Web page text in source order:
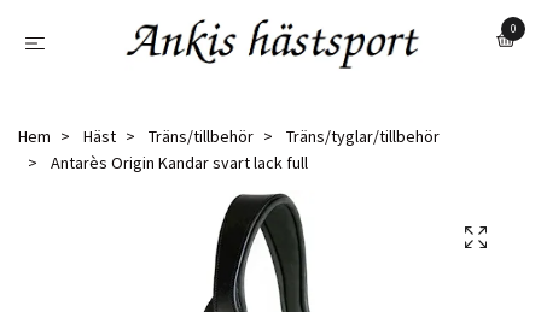
0
Hem Häst Träns/tillbehör
Träns/tyglar/tillbehör
Antarès Origin Kandar svart lack full